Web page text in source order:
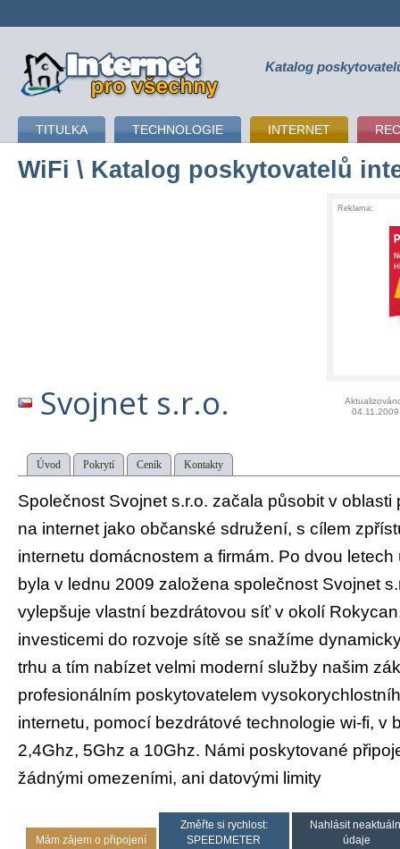
připojení k internetu Katalog
TITULKA TECHNOLOGIE INTERNET
WiFi \ Katalog poskytovatelů
Reklama:
Svojnet s.r.o.
04.11.2009
Úvod Pokrytí Ceník Kontakty
Společnost Svojnet s.r.o. začala působit v
na internet jako občanské sdružení, s cílem
internetu domácnostem a firmám. Po dvou
byla v lednu 2009 založena společnost Svojnet
vylepšuje vlastní bezdrátovou síť v okolí
investicemi do rozvoje sítě se snažíme
trhu a tím nabízet velmi moderní služby našim
profesionálním poskytovatelem
internetu, pomocí bezdrátové technologie wi-fi, v
2,4Ghz, 5Ghz a 10Ghz. Námi poskytované
žádnými omezeními, ani datovými limity
Mám zájem o připojení
Změřte si rychlost:
SPEEDMETER
Nahlásit
údaje